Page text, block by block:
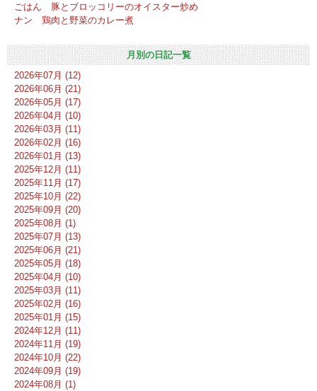
ごはん 豚とブロッコリーのオイスター炒め
ナン 鶏肉と野菜のカレー煮
月別の日記一覧
2026年07月 (12)
2026年06月 (21)
2026年05月 (17)
2026年04月 (10)
2026年03月 (11)
2026年02月 (16)
2026年01月 (13)
2025年12月 (11)
2025年11月 (17)
2025年10月 (22)
2025年09月 (20)
2025年08月 (1)
2025年07月 (13)
2025年06月 (21)
2025年05月 (18)
2025年04月 (10)
2025年03月 (11)
2025年02月 (16)
2025年01月 (15)
2024年12月 (11)
2024年11月 (19)
2024年10月 (22)
2024年09月 (19)
2024年08月 (1)